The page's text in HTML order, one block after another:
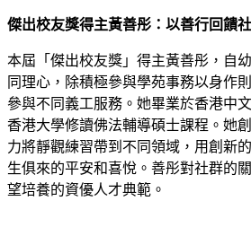
傑出校友獎得主黃善彤：以善行回饋
本屆「傑出校友獎」得主黃善彤，自
同理心，除積極參與學苑事務以身作
參與不同義工服務。她畢業於香港中
香港大學修讀佛法輔導碩士課程。她
力將靜觀練習帶到不同領域，用創新
生俱來的平安和喜悅。善彤對社群的
望培養的資優人才典範。